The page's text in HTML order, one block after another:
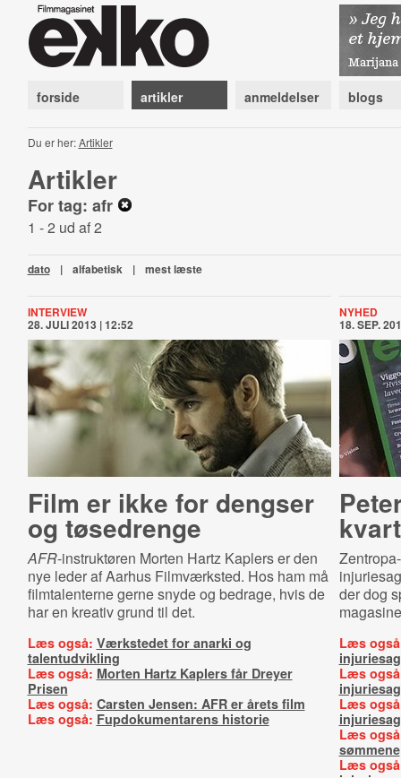
forside artikler anmeldelser blogs
Du er her:Artikler
Artikler
For tag: afr
1 - 2 ud af 2
dato | alfabetisk | mest læste
INTERVIEW
28. JULI 2013 | 12:52
Film er ikke for dengser
og tøsedrenge
AFR-instruktøren Morten Hartz Kaplers er den
nye leder af Aarhus Filmværksted. Hos ham må
filmtalenterne gerne snyde og bedrage, hvis de
har en kreativ grund til det.
Læs også: Værkstedet for anarki og
talentudvikling
Læs også: Morten Hartz Kaplers får Dreyer
Prisen
Læs også: Carsten Jensen: AFR er årets film
Læs også: Fupdokumentarens historie
NYHED
18. SEP.
der dog
Læs
injuriesag
Læs
Læs
injuriesag
Læs
sømmene
Læs